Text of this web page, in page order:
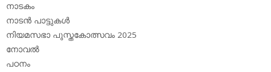
നാടകം
നാടന്‍ പാട്ടുകള്‍
നിയമസഭാ പുസ്തകോത്സവം 2025
നോവല്‍
പഠനം